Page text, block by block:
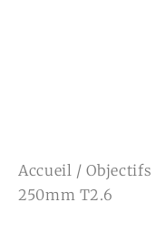
Accueil /Objectifs
250mm T2.6